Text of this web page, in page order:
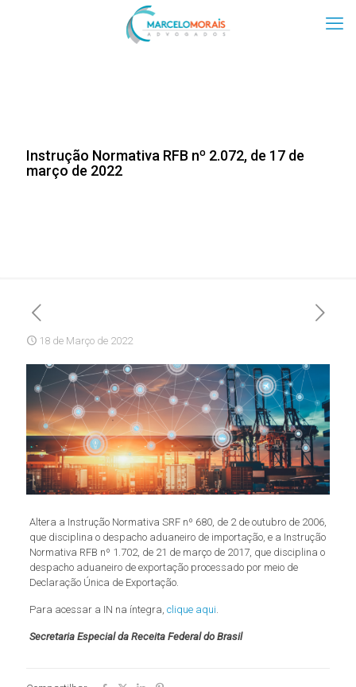
Instrução Normativa RFB nº 2.072, de 17 de
março de 2022
18 de Março de 2022
Altera a Instrução Normativa SRF nº 680, de 2 de outubro de 2006,
que disciplina o despacho aduaneiro de importação, e a Instrução
Normativa RFB nº 1.702, de 21 de março de 2017, que disciplina o
despacho aduaneiro de exportação processado por meio de
Declaração Única de Exportação.
Para acessar a IN na íntegra, clique aqui
Secretaria Especial da Receita Federal do Brasil